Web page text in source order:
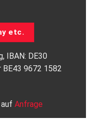
etc.
IBAN: DE30
9672 1582
Anfrage